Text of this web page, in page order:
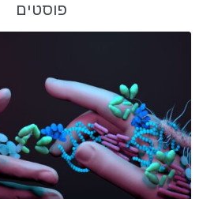
פוסטים